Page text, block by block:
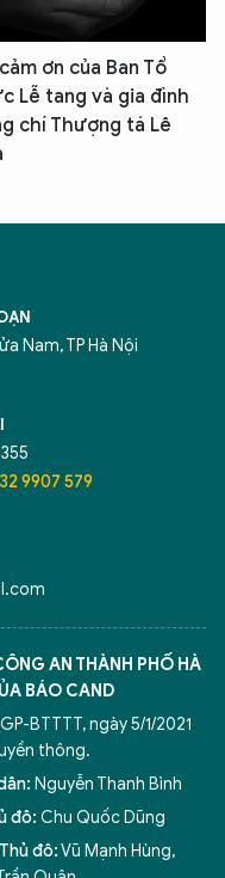
ơn của Ban Tổ
Lễ tang và gia đình
chí Thượng tá Lê
Nam, TP Hà Nội
9907 579
AN THÀNH PHỐ HÀ
BÁO CAND
BTTTT, ngày 5/1/2021
thông.
Nguyễn Thanh Bình
đô: Chu Quốc Dũng
đô:Vũ Mạnh Hùng,
pháp xử lý điểm nghẽn của